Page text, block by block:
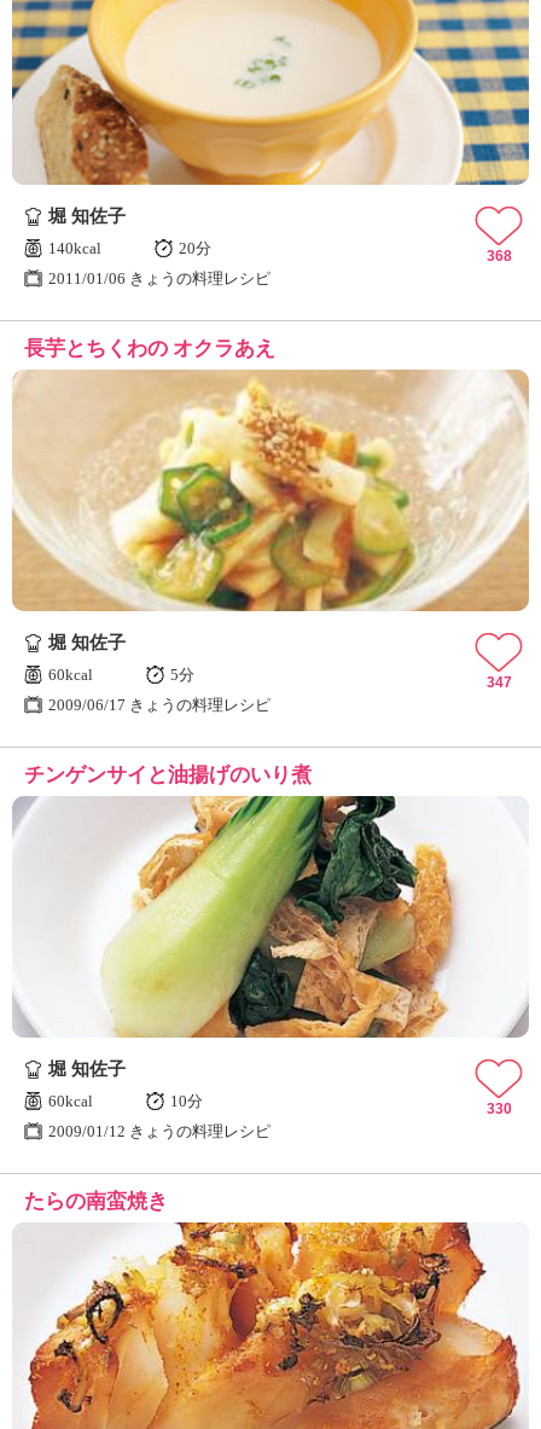
堀 知佐子
140kcal
20分
2011/01/06 きょうの料理レシピ
368
長芋とちくわの オクラあえ
堀 知佐子
60kcal
5分
2009/06/17 きょうの料理レシピ
347
チンゲンサイと油揚げのいり煮
堀 知佐子
60kcal
10分
2009/01/12 きょうの料理レシピ
330
たらの南蛮焼き